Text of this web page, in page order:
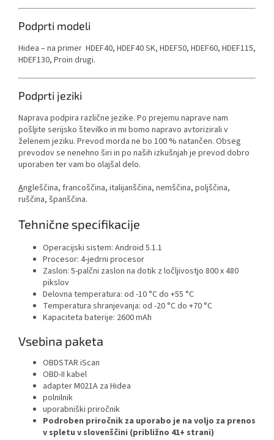
Podprti modeli
Hidea – na primer HDEF40, HDEF40 SK, HDEF50, HDEF60, HDEF115,
HDEF130, Proin drugi.
Podprti jeziki
Naprava podpira različne jezike. Po prejemu naprave nam
pošljite serijsko številko in mi bomo napravo avtorizirali v
želenem jeziku. Prevod morda ne bo 100 % natančen. Obseg
prevodov se nenehno širi in po naših izkušnjah je prevod dobro
uporaben ter vam bo olajšal delo.
Angleščina, francoščina, italijanščina, nemščina, poljščina,
ruščina, španščina.
Tehnične specifikacije
Operacijski sistem: Android 5.1.1
Procesor: 4-jedrni procesor
Zaslon: 5-palčni zaslon na dotik z ločljivostjo 800 x 480
pikslov
Delovna temperatura: od -10 °C do +55 °C
Temperatura shranjevanja: od -20 °C do +70 °C
Kapaciteta baterije: 2600 mAh
Vsebina paketa
OBDSTAR iScan
OBD-II kabel
adapter M021A za Hidea
polnilnik
uporabniški priročnik
Podroben priročnik za uporabo je na voljo za prenos
v spletu v slovenščini (približno 41+ strani)